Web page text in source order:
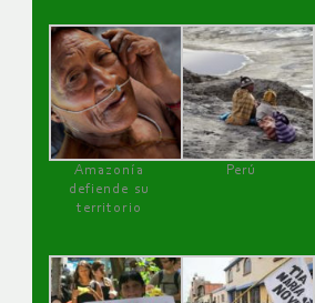
Amazonía
defiende su
territorio
Perú